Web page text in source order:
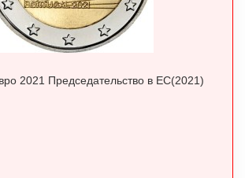
2021 Председательство в ЕС(2021)